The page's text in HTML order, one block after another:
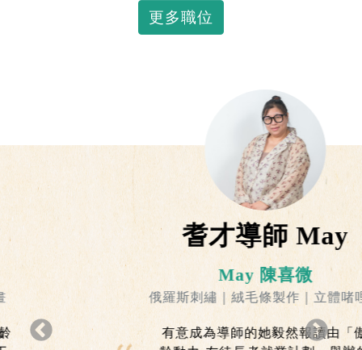
更多職位
耆才導師 May
May 陳喜微
俄羅斯刺繡｜絨毛條製作｜立體啫哩花
有意成為導師的她毅然報讀由「傲
下一頁